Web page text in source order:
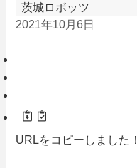
茨城ロボッツ
2021年10月6日
URLをコピーしました！